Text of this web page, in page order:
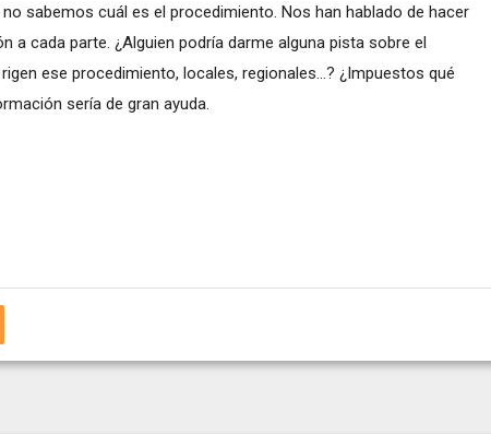
sabemos cuál es el procedimiento. Nos han hablado de hacer
a cada parte. ¿Alguien podría darme alguna pista sobre el
ese procedimiento, locales, regionales...? ¿Impuestos qué
sería de gran ayuda.